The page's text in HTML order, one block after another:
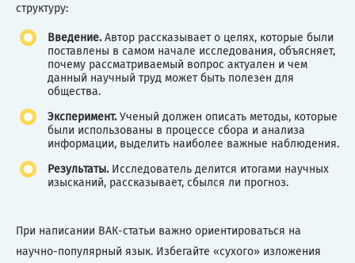
структуру:
Введение.Автор рассказывает о целях, которые были
поставлены в самом начале исследования, объясняет,
почему рассматриваемый вопрос актуален и чем
данный научный труд может быть полезен для
общества.
Эксперимент.Ученый должен описать методы, которые
были использованы в процессе сбора и анализа
информации, выделить наиболее важные наблюдения.
Результаты. Исследователь делится итогами научных
изысканий, рассказывает, сбылся ли прогноз.
При написании ВАК-статьи важно ориентироваться на
научно-популярный язык. Избегайте «сухого» изложения